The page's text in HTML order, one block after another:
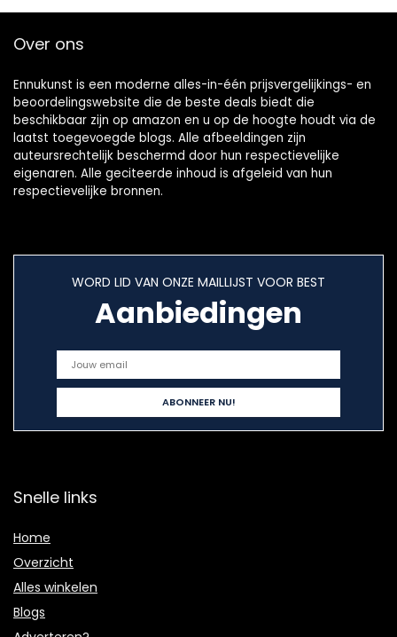
Over ons
Ennukunst is een moderne alles-in-één prijsvergelijkings- en
beoordelingswebsite die de beste deals biedt die
beschikbaar zijn op amazon en u op de hoogte houdt via de
laatst toegevoegde blogs. Alle afbeeldingen zijn
auteursrechtelijk beschermd door hun respectievelijke
eigenaren. Alle geciteerde inhoud is afgeleid van hun
respectievelijke bronnen.
WORD LID VAN ONZE MAILLIJST VOOR BEST
Aanbiedingen
Snelle links
Home
Overzicht
Alles winkelen
Blogs